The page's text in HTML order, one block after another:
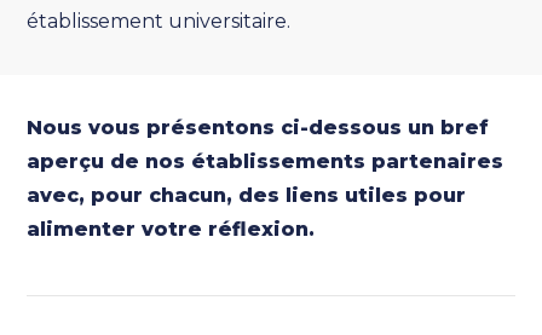
établissement universitaire.
Nous vous présentons ci-dessous un bref
aperçu de nos établissements partenaires
avec, pour chacun, des liens utiles pour
alimenter votre réflexion.